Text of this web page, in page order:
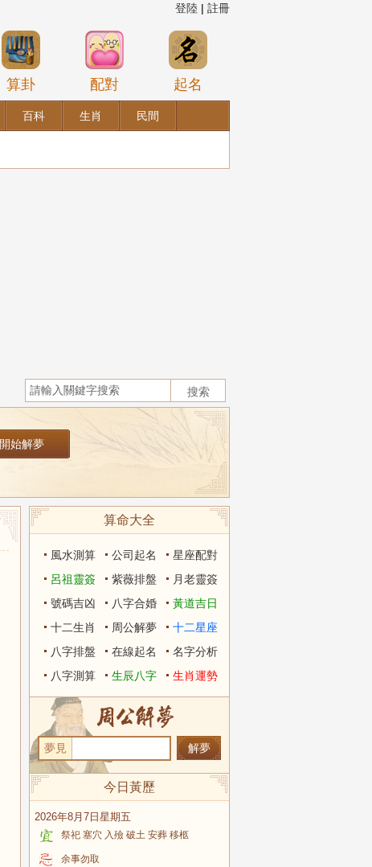
登陸 | 註冊
算卦 配對 起名
百科 生肖 民間
算命大全
風水測算 公司起名
星座配對
呂祖靈簽
紫薇排盤
月老靈簽
號碼吉凶
八字合婚
黃道吉日
十二生肖
周公解夢
十二星座
八字排盤
在線起名
名字分析
八字測算
生辰八字 生肖運勢
夢見
今日黃歷
2026年8月7日星期五
祭祀 塞穴 入殮 破土 安葬 移柩
余事勿取